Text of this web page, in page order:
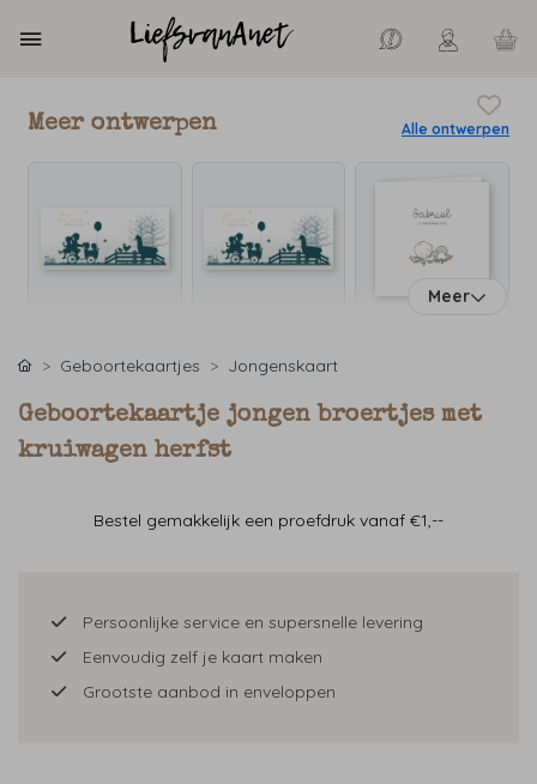
Meer ontwerpen Alle ontwerpen
Meer
Geboortekaartjes Jongenskaart
Geboortekaartje jongen broertjes met
kruiwagen herfst
Bestel gemakkelijk een proefdruk vanaf €1,--
Persoonlijke service en supersnelle levering
Eenvoudig zelf je kaart maken
Grootste aanbod in enveloppen